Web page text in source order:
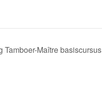
Tamboer-Maître basiscursus